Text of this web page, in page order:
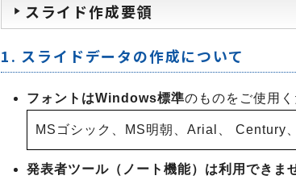
スライド作成要領
1. スライドデータの作成について
フォントはWindows標準のものをご使用く
MSゴシック、MS明朝、Arial、
発表者ツール（ノート機能）は利用できま